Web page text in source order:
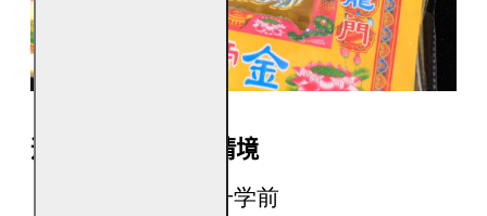
适合焚烧智慧金的情境
考试、测验、升学前